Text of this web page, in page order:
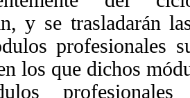
y se trasladarán
profesionales
los que dichos